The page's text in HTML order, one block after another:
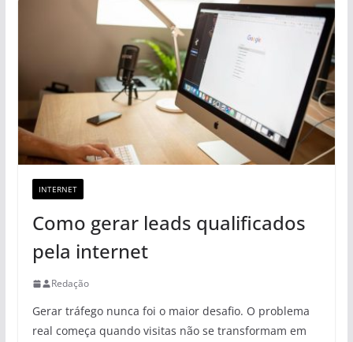
INTERNET
Como gerar leads qualificados
pela internet
Redação
Gerar tráfego nunca foi o maior desafio. O problema
real começa quando visitas não se transformam em